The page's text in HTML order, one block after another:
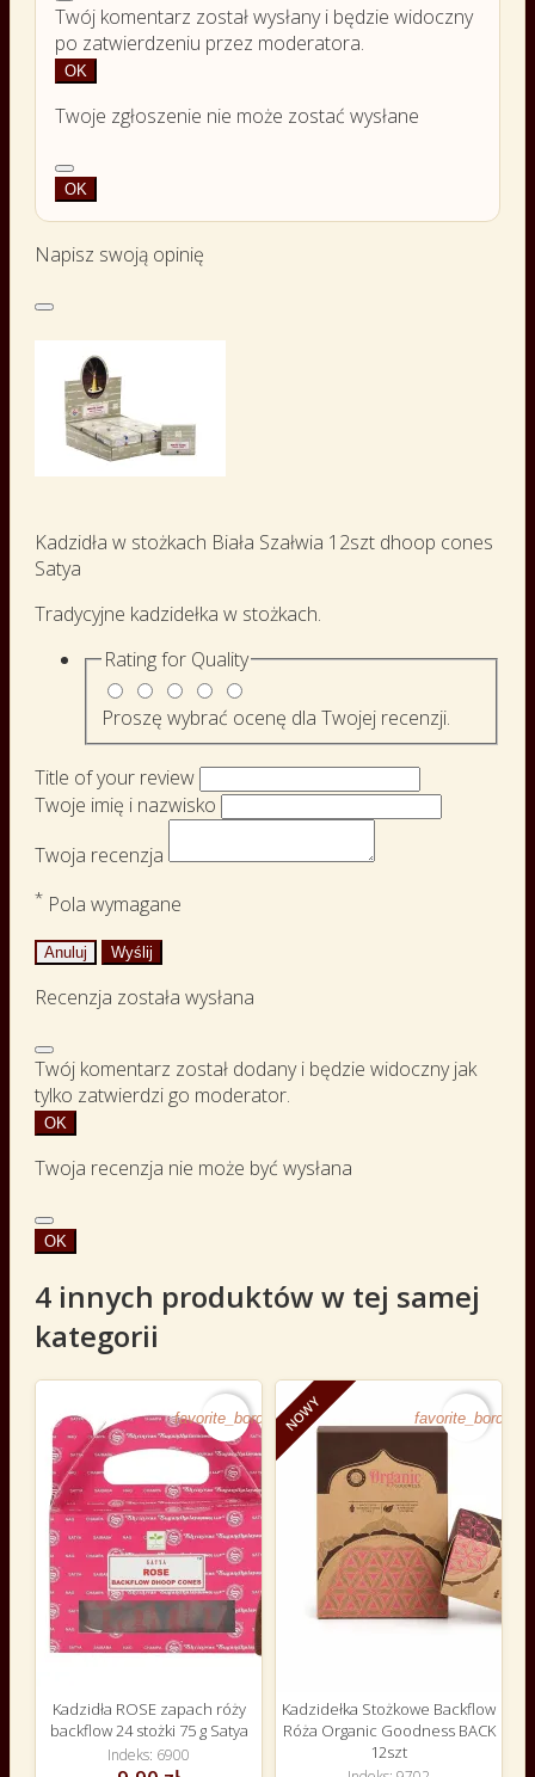
Twój komentarz został wysłany i będzie widoczny
po zatwierdzeniu przez moderatora.
OK
Twoje zgłoszenie nie może zostać wysłane
OK
Napisz swoją opinię
Kadzidła w stożkach Biała Szałwia 12szt dhoop cones
Satya
Tradycyjne kadzidełka w stożkach.
Rating for Quality
Proszę wybrać ocenę dla Twojej recenzji.
Title of your review
Twoje imię i nazwisko
Twoja recenzja
* Pola wymagane
Anuluj Wyślij
Recenzja została wysłana
Twój komentarz został dodany i będzie widoczny jak
tylko zatwierdzi go moderator.
OK
Twoja recenzja nie może być wysłana
OK
4 innych produktów w tej samej
kategorii
favorite_border
Kadzidła ROSE zapach róży
backflow 24 stożki 75 g Satya
Indeks 6900
NOWY favorite_border
Kadzidełka Stożkowe Backflow
Róża Organic Goodness BACK
12szt